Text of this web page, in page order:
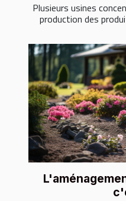
Plusieurs usines
production des